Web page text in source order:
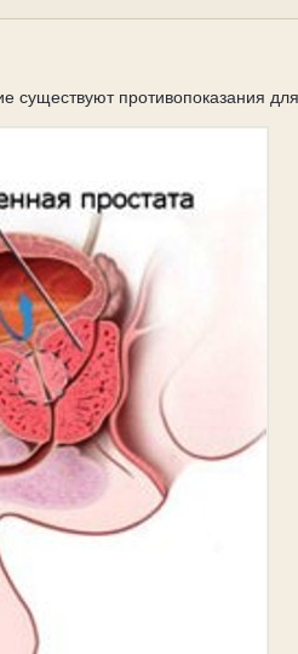
существуют противопоказания